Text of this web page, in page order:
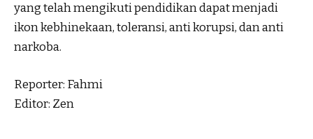
yang telah mengikuti pendidikan dapat menjadi
ikon kebhinekaan, toleransi, anti korupsi, dan anti
narkoba.
Reporter: Fahmi
Editor: Zen